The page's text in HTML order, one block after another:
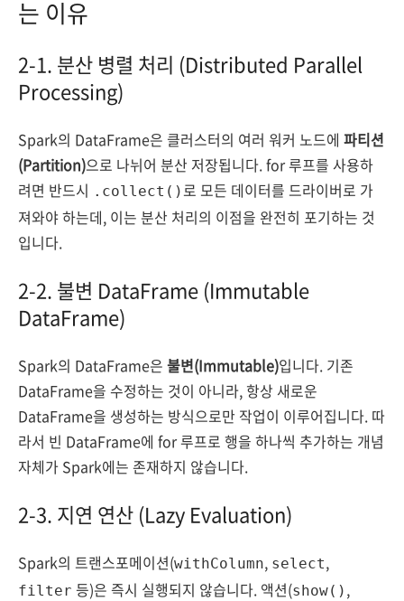
는 이유
2-1. 분산 병렬 처리 (Distributed Parallel
Processing)
Spark의 DataFrame은 클러스터의 여러 워커 노드에 파티션
(Partition)으로 나뉘어 분산 저장됩니다. for 루프를 사용하
려면 반드시 .collect()로 모든 데이터를 드라이버로 가
져와야 하는데, 이는 분산 처리의 이점을 완전히 포기하는 것
입니다.
2-2. 불변 DataFrame (Immutable
DataFrame)
Spark의 DataFrame은 불변(Immutable)입니다. 기존
DataFrame을 수정하는 것이 아니라, 항상 새로운
DataFrame을 생성하는 방식으로만 작업이 이루어집니다. 따
라서 빈 DataFrame에 for 루프로 행을 하나씩 추가하는 개념
자체가 Spark에는 존재하지 않습니다.
2-3. 지연 연산 (Lazy Evaluation)
Spark의 트랜스포메이션(withColumn, select,
filter 등)은 즉시 실행되지 않습니다. 액션(show() ,